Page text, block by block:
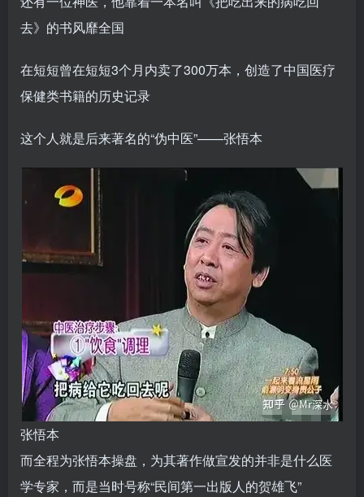
去》的书风靡全国
在短短曾在短短3个月内卖了300万本，创造了中国医疗
保健类书籍的历史记录
这个人就是后来著名的“伪中医”——张悟本
张悟本
而全程为张悟本操盘，为其著作做宣发的并非是什么医
学专家，而是当时号称“民间第一出版人的贺雄飞”